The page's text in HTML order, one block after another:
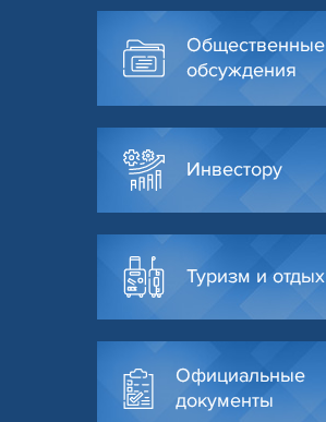
Общественные
обсуждения
Инвестору
Туризм и отдых
Официальные
документы